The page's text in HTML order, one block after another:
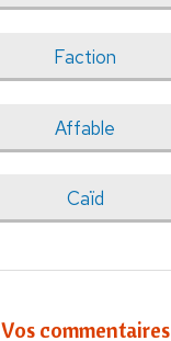
Faction
Affable
Caïd
Vos commentaires